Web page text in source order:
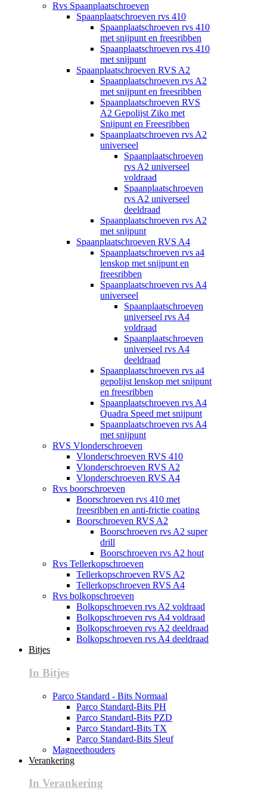
Rvs Spaanplaatschroeven
Spaanplaatschroeven rvs 410
Spaanplaatschroeven rvs 410
met snijpunt en freesribben
Spaanplaatschroeven rvs 410
met snijpunt
Spaanplaatschroeven RVS A2
Spaanplaatschroeven rvs A2
met snijpunt en freesribben
Spaanplaatschroeven RVS
A2 Gepolijst Ziko met
Snijpunt en Freesribben
Spaanplaatschroeven rvs A2
universeel
Spaanplaatschroeven
rvs A2 universeel
voldraad
Spaanplaatschroeven
rvs A2 universeel
deeldraad
Spaanplaatschroeven rvs A2
met snijpunt
Spaanplaatschroeven RVS A4
Spaanplaatschroeven rvs a4
lenskop met snijpunt en
freesribben
Spaanplaatschroeven rvs A4
universeel
Spaanplaatschroeven
universeel rvs A4
voldraad
Spaanplaatschroeven
universeel rvs A4
deeldraad
Spaanplaatschroeven rvs a4
gepolijst lenskop met snijpunt
en freesribben
Spaanplaatschroeven rvs A4
Quadra Speed met snijpunt
Spaanplaatschroeven rvs A4
met snijpunt
RVS Vlonderschroeven
Vlonderschroeven RVS 410
Vlonderschroeven RVS A2
Vlonderschroeven RVS A4
Rvs boorschroeven
Boorschroeven rvs 410 met
freesribben en anti-frictie coating
Boorschroeven RVS A2
Boorschroeven rvs A2 super
drill
Boorschroeven rvs A2 hout
Rvs Tellerkopschroeven
Tellerkopschroeven RVS A2
Tellerkopschroeven RVS A4
Rvs bolkopschroeven
Bolkopschroeven rvs A2 voldraad
Bolkopschroeven rvs A4 voldraad
Bolkopschroeven rvs A2 deeldraad
Bolkopschroeven rvs A4 deeldraad
Bitjes
In Bitjes
Parco Standard - Bits Normaal
Parco Standard-Bits PH
Parco Standard-Bits PZD
Parco Standard-Bits TX
Parco Standard-Bits Sleuf
Magneethouders
Verankering
In Verankering